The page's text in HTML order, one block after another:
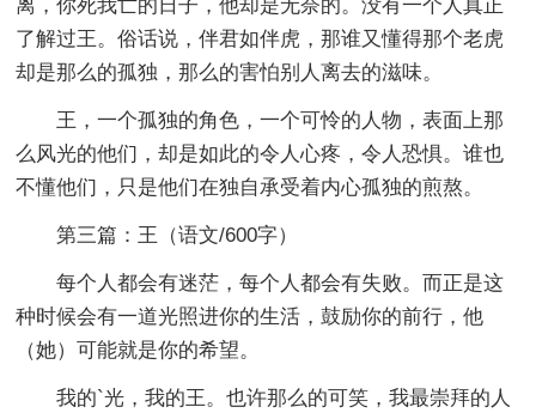
离，你死我亡的日子，他却是无奈的。没有一个人真正
了解过王。俗话说，伴君如伴虎，那谁又懂得那个老虎
却是那么的孤独，那么的害怕别人离去的滋味。
王，一个孤独的角色，一个可怜的人物，表面上那
么风光的他们，却是如此的令人心疼，令人恐惧。谁也
不懂他们，只是他们在独自承受着内心孤独的煎熬。
第三篇：王 （语文/600字）
每个人都会有迷茫，每个人都会有失败。而正是这
种时候会有一道光照进你的生活，鼓励你的前行，他
（她）可能就是你的希望。
我的`光，我的王。也许那么的可笑，我最崇拜的人